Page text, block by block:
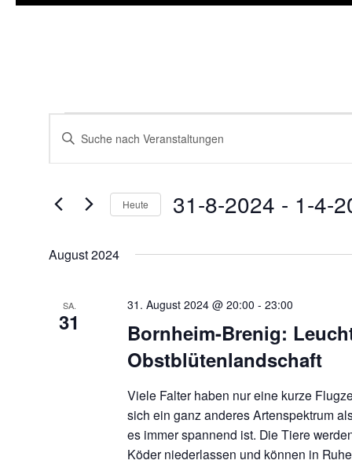
Veranstaltungen
Veranstaltungen
Suche
und
Ansichten,
Bitte
Schlüsselwort
Veranstaltungen
Schlüsselwort.
Heute 31-8-2024 - 1-4-
August 2024
SA.
31
Bornheim-Brenig:
Obstblütenlandschaft
31. August 2024 @ 20:00 -23:00
Viele Falter haben nur eine kurze
sich ein ganz anderes Artenspektrum
es immer spannend ist. Die Tiere
Köder niederlassen und können in